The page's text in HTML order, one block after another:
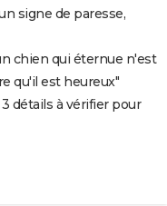
signe de paresse,
chien qui éternue n'est
qu'il est heureux"
détails à vérifier pour